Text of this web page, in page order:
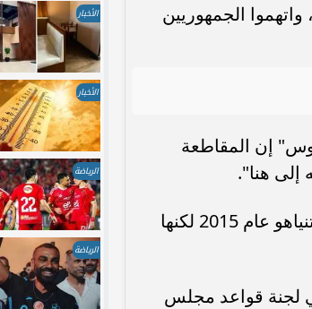
الجمهوريين
إن المقاطعة
إلى هنا".
وقالت جايابال إنها تحدثت مع العديد من المشرعين الذين حضروا خطاب نتنياهو عام 2015 لكنها
لجنة قواعد مجلس
الأخبار
الأخبار
الرياضة
الرياضة